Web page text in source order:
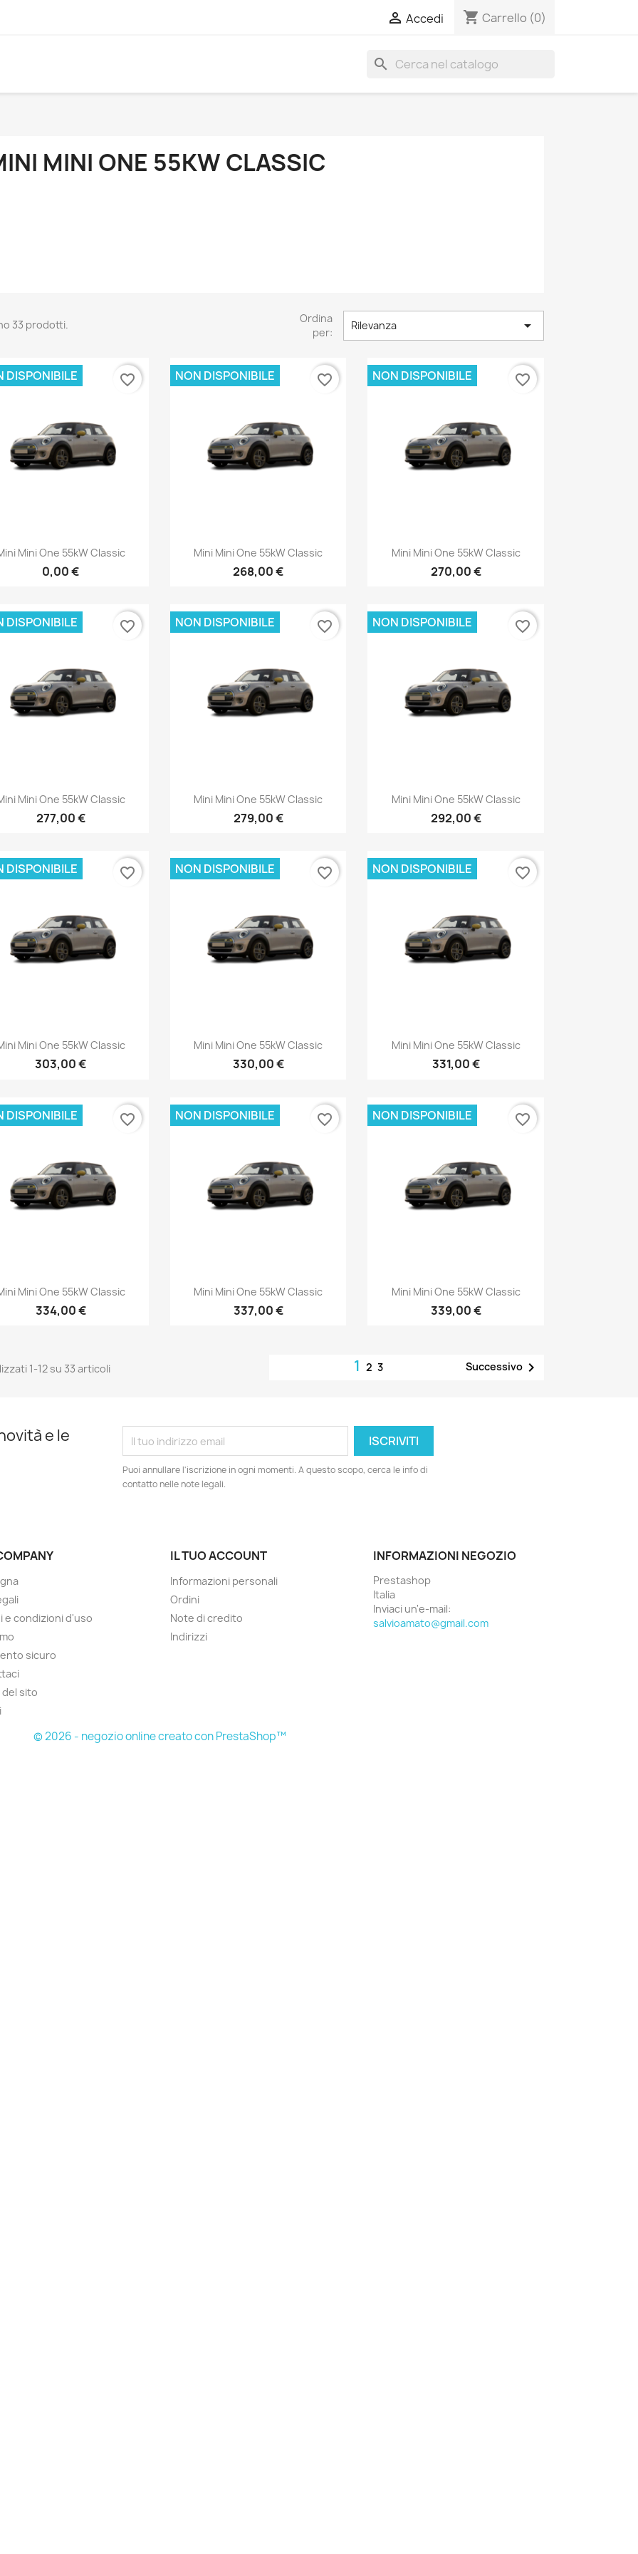
 Accedi shopping_cart Carrello (0)
search
MINI ONE 55KW CLASSIC
33 prodotti.
Ordina
per:
Rilevanza 
Anteprima
Mini One 55kW Classic
0,00 €
DISPONIBILE favorite_border
Anteprima
Mini Mini One 55kW Classic
268,00 €
NON DISPONIBILE favorite_border
Anteprima
Mini Mini One 55kW Classic
270,00 €
NON DISPONIBILE favorite_border
Anteprima
Mini One 55kW Classic
277,00 €
DISPONIBILE favorite_border
Anteprima
Mini Mini One 55kW Classic
279,00 €
NON DISPONIBILE favorite_border
Anteprima
Mini Mini One 55kW Classic
292,00 €
NON DISPONIBILE favorite_border
Anteprima
Mini One 55kW Classic
303,00 €
DISPONIBILE favorite_border
Anteprima
Mini Mini One 55kW Classic
330,00 €
NON DISPONIBILE favorite_border
Anteprima
Mini Mini One 55kW Classic
331,00 €
NON DISPONIBILE favorite_border
Anteprima
Mini One 55kW Classic
334,00 €
DISPONIBILE favorite_border
Anteprima
Mini Mini One 55kW Classic
337,00 €
NON DISPONIBILE favorite_border
Anteprima
Mini Mini One 55kW Classic
339,00 €
NON DISPONIBILE favorite_border
1-12 su 33 articoli 123 Successivo
e le
Puoi annullare l'iscrizione in ogni momenti. A questo scopo, cerca le info di
contatto nelle note legali.
e condizioni d'uso
sicuro
del sito
IL TUO ACCOUNT
Informazioni personali
Ordini
Note di credito
Indirizzi
INFORMAZIONI NEGOZIO
Prestashop
Italia
Inviaci un'e-mail:
salvioamato@gmail.com
© 2026 - negozio online creato con PrestaShop™